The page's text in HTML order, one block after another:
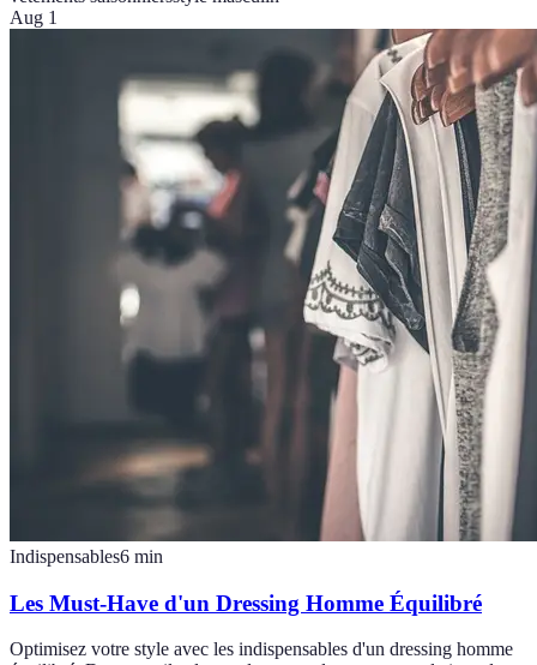
Aug 1
Indispensables6 min
Les Must-Have d'un Dressing Homme Équilibré
Optimisez votre style avec les indispensables d'un dressing homme